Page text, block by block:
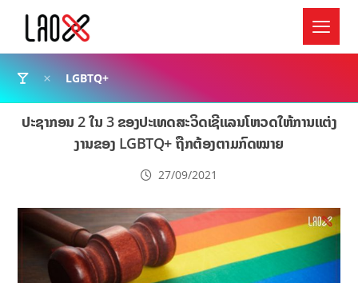
LGBTQ+
ປະຊາກອນ 2 ໃນ 3 ຂອງປະເທດສະວິດເຊີແລນໂຫວດໃຫ້ການແຕ່ງ
ງານຂອງ LGBTQ+ ຖືກຕ້ອງຕາມກົດໝາຍ
27/09/2021